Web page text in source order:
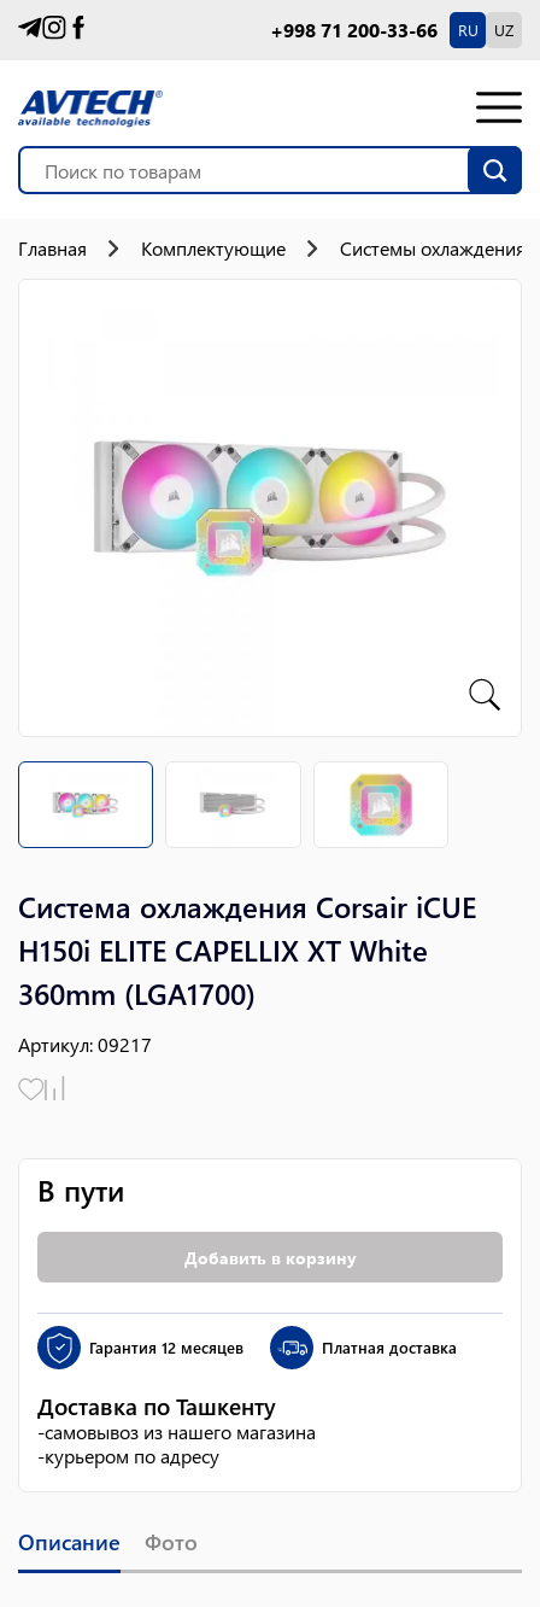
+998 71 200-33-66 RU UZ
Главная Комплектующие Системы охлаждения
Система охлаждения Corsair iCUE
H150i ELITE CAPELLIX XT White
360mm (LGA1700)
Артикул:09217
В пути
Добавить в корзину
Гарантия 12 месяцев Платная доставка
Доставка по Ташкенту
-самовывоз из нашего магазина
-курьером по адресу
Описание Фото